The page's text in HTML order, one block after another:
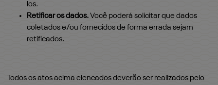
los.
Retificar os dados.Você poderá solicitar que dados
coletados e/ou fornecidos de forma errada sejam
retificados.
Todos os atos acima elencados deverão ser realizados pelo